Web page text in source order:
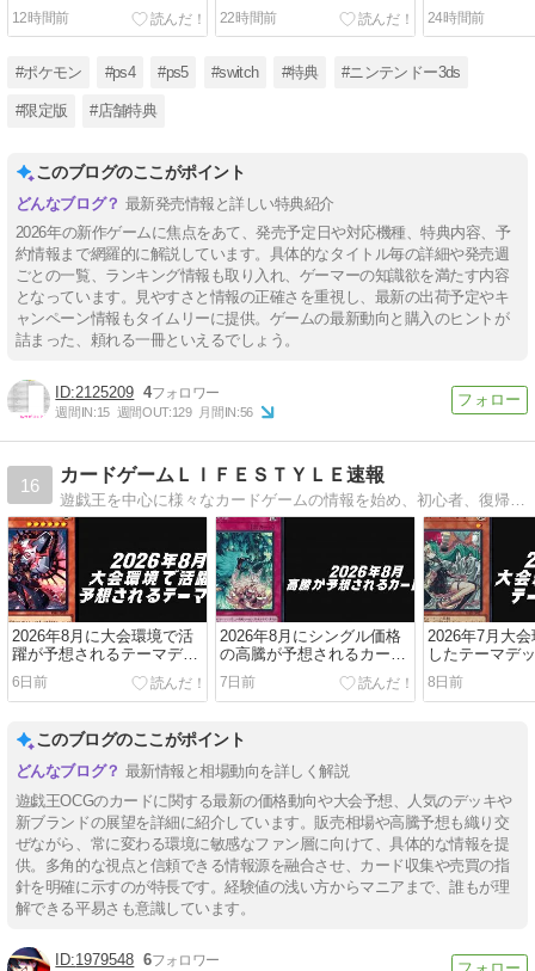
とめ｜特典・対応機種・予
約情報を完全網羅
12時間前
日更新の最新データ
22時間前 24時間前
#ポケモン #ps4 #ps5 #switch #特典 #ニンテンドー3ds
#限定版 #店舗特典
このブログのここがポイント
最新発売情報と詳しい特典紹介
2026年の新作ゲームに焦点をあて、発売予定日や対応機種、特典内容、予
約情報まで網羅的に解説しています。具体的なタイトル毎の詳細や発売週
ごとの一覧、ランキング情報も取り入れ、ゲーマーの知識欲を満たす内容
となっています。見やすさと情報の正確さを重視し、最新の出荷予定やキ
ャンペーン情報もタイムリーに提供。ゲームの最新動向と購入のヒントが
詰まった、頼れる一冊といえるでしょう。
2125209 4
週間IN:15 週間OUT:129 月間IN:56
16
カードゲームＬＩＦＥＳＴＹＬＥ速報
遊戯王を中心に様々なカードゲームの情報を始め、初心者、復帰を考えている方にデッキレシピなどもお届けしております！
2026年8月に大会環境で活
躍が予想されるテーマデッ
キ5選【遊戯王OCG】
6日前
2026年8月にシングル価格
の高騰が予想されるカード
6選【遊戯王OCG】
7日前
2026年7月大
したテーマデ
戯王OCG】
8日前
このブログのここがポイント
最新情報と相場動向を詳しく解説
遊戯王OCGのカードに関する最新の価格動向や大会予想、人気のデッキや
新ブランドの展望を詳細に紹介しています。販売相場や高騰予想も織り交
ぜながら、常に変わる環境に敏感なファン層に向けて、具体的な情報を提
供。多角的な視点と信頼できる情報源を融合させ、カード収集や売買の指
針を明確に示すのが特長です。経験値の浅い方からマニアまで、誰もが理
解できる平易さも意識しています。
1979548 6